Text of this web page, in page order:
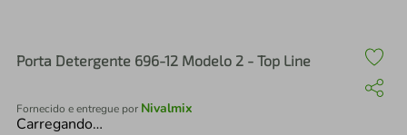
Porta Detergente 696-12 Modelo 2 - Top Line
Fornecido e entregue por Nivalmix
Carregando…